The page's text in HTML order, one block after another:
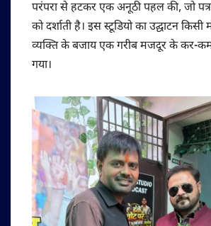
परंपरा से हटकर एक अनूठी पहल की, जो
को दर्शाती है। इस स्टूडियो का उद्घाटन किसी
व्यक्ति के बजाय एक गरीब मजदूर के कर-
गया।